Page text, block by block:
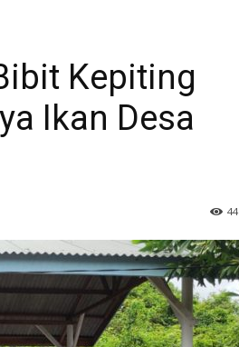
Kepiting
Ikan Desa
44